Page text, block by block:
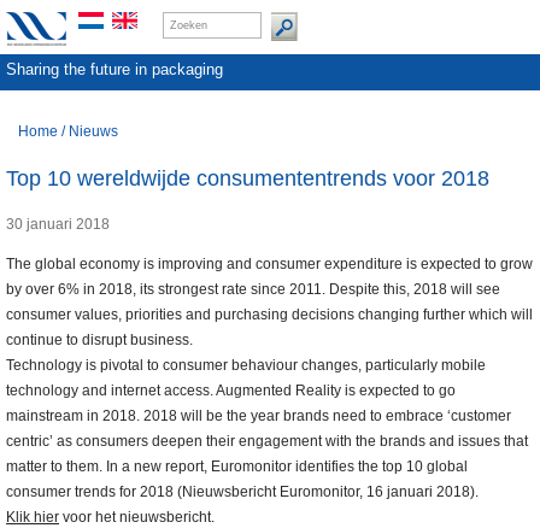
Sharing the future in packaging
Home / Nieuws
Top 10 wereldwijde consumententrends voor 2018
30 januari 2018
The global economy is improving and consumer expenditure is expected to grow
by over 6% in 2018, its strongest rate since 2011. Despite this, 2018 will see
consumer values, priorities and purchasing decisions changing further which will
continue to disrupt business.
Technology is pivotal to consumer behaviour changes, particularly mobile
technology and internet access. Augmented Reality is expected to go
mainstream in 2018. 2018 will be the year brands need to embrace ‘customer
centric’ as consumers deepen their engagement with the brands and issues that
matter to them. In a new report, Euromonitor identifies the top 10 global
consumer trends for 2018 (Nieuwsbericht Euromonitor, 16 januari 2018).
Klik hier voor het nieuwsbericht.